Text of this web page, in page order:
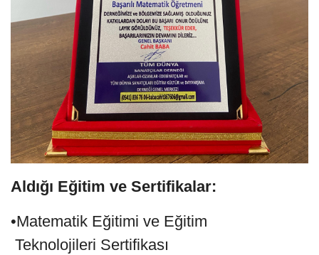
Aldığı Eğitim ve Sertifikalar:
•Matematik Eğitimi ve Eğitim
Teknolojileri Sertifikası